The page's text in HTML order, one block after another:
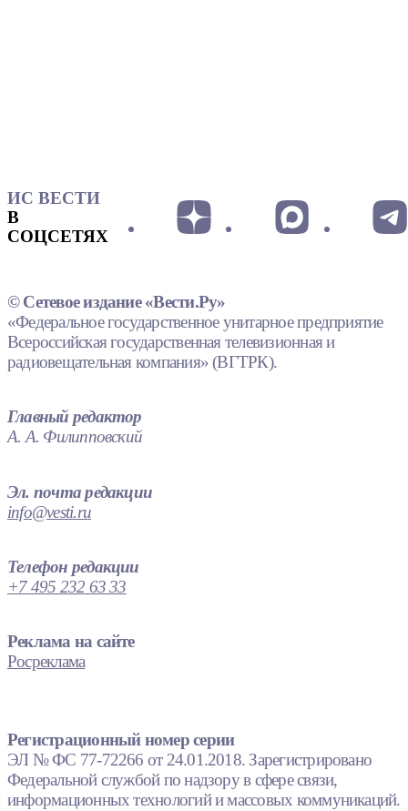
ИС ВЕСТИ
В
СОЦСЕТЯХ
© Сетевое издание «Вести.Ру»
«Федеральное государственное унитарное предприятие
Всероссийская государственная телевизионная и
радиовещательная компания» (ВГТРК).
Главный редактор
А. А. Филипповский
Эл. почта редакции
info@vesti.ru
Телефон редакции
+7 495 232 63 33
Реклама на сайте
Росреклама
Регистрационный номер серии
ЭЛ № ФС 77-72266 от 24.01.2018. Зарегистрировано
Федеральной службой по надзору в сфере связи,
информационных технологий и массовых коммуникаций.